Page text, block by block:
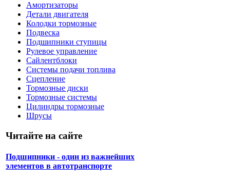
Амортизаторы
Детали двигателя
Колодки тормозные
Подвеска
Подшипники ступицы
Рулевое управление
Сайлентблоки
Системы подачи топлива
Сцепление
Тормозные диски
Тормозные системы
Цилиндры тормозные
Шрусы
Читайте на сайте
Подшипники - один из важнейших
элементов в автотранспорте